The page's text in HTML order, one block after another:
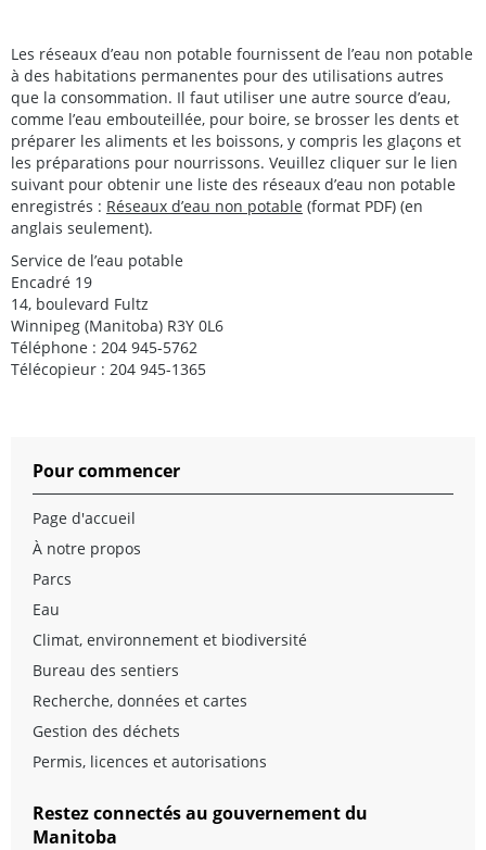
Les réseaux d’eau non potable fournissent de l’eau non potable
à des habitations permanentes pour des utilisations autres
que la consommation. Il faut utiliser une autre source d’eau,
comme l’eau embouteillée, pour boire, se brosser les dents et
préparer les aliments et les boissons, y compris les glaçons et
les préparations pour nourrissons. Veuillez cliquer sur le lien
suivant pour obtenir une liste des réseaux d’eau non potable
enregistrés : Réseaux d’eau non potable (format PDF) (en
anglais seulement).
Service de l’eau potable
Encadré 19
14, boulevard Fultz
Winnipeg (Manitoba) R3Y 0L6
Téléphone : 204 945-5762
Télécopieur : 204 945-1365
Pour commencer
Page d'accueil
À notre propos
Parcs
Eau
Climat, environnement et biodiversité
Bureau des sentiers
Recherche, données et cartes
Gestion des déchets
Permis, licences et autorisations
Restez connectés au gouvernement du
Manitoba